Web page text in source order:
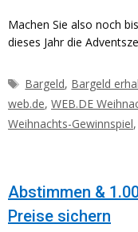
Machen Sie also noch
dieses Jahr die
Schlagwörter
Bargeld, Bargeld
web.de, WEB.DE
Weihnachts-Gewinnspiel,
Abstimmen &
Preise sichern